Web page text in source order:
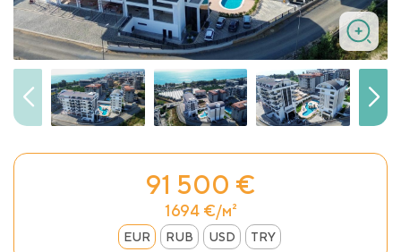
91 500 €
1694 €/м²
EUR RUB USD TRY